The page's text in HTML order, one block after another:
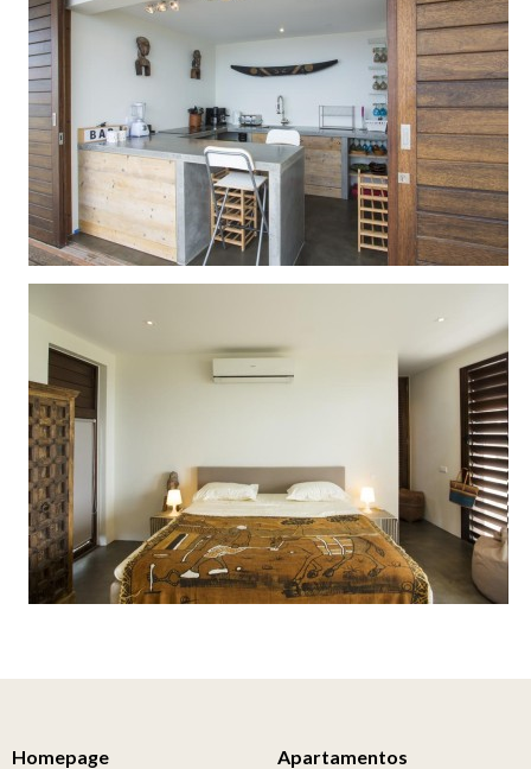
Homepage Apartamentos